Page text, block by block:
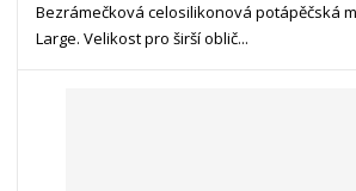
Bezrámečková celosilikonová potápěčská
Large. Velikost pro širší oblič...